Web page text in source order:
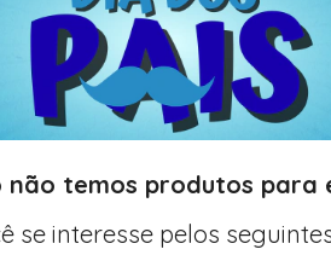
não temos produtos
se interesse pelos